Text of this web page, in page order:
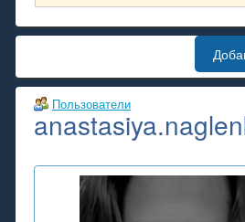
Пользователи